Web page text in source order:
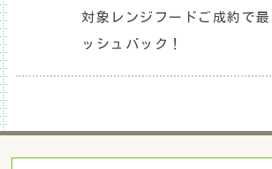
対象レンジフードご成約で
ッシュバック！